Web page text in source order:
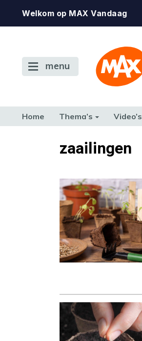
Welkom op MAX Vandaag
menu
Home Thema’s Video’s
TERUG NAAR TOENzaailingen